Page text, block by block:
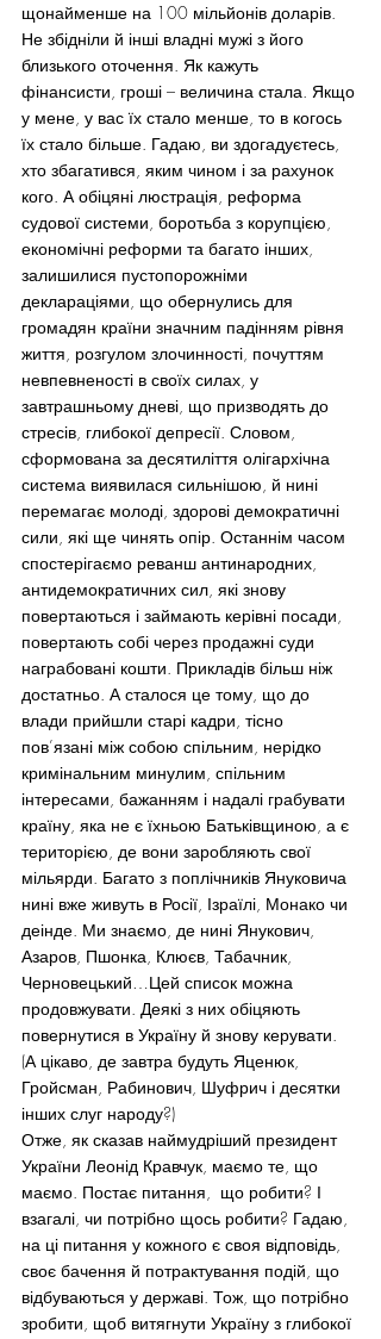
щонайменше на 100 мільйонів доларів.
Не збідніли й інші владні мужі з його
близького оточення. Як кажуть
фінансисти, гроші – величина стала. Якщо
у мене, у вас їх стало менше, то в когось
їх стало більше. Гадаю, ви здогадуєтесь,
хто збагатився, яким чином і за рахунок
кого. А обіцяні люстрація, реформа
судової системи, боротьба з корупцією,
економічні реформи та багато інших,
залишилися пустопорожніми
деклараціями, що обернулись для
громадян країни значним падінням рівня
життя, розгулом злочинності, почуттям
невпевненості в своїх силах, у
завтрашньому дневі, що призводять до
стресів, глибокої депресії. Словом,
сформована за десятиліття олігархічна
система виявилася сильнішою, й нині
перемагає молоді, здорові демократичні
сили, які ще чинять опір. Останнім часом
спостерігаємо реванш антинародних,
антидемократичних сил, які знову
повертаються і займають керівні посади,
повертають собі через продажні суди
награбовані кошти. Прикладів більш ніж
достатньо. А сталося це тому, що до
влади прийшли старі кадри, тісно
пов’язані між собою спільним, нерідко
кримінальним минулим, спільним
інтересами, бажанням і надалі грабувати
країну, яка не є їхньою Батьківщиною, а є
територією, де вони заробляють свої
мільярди. Багато з поплічників Януковича
нині вже живуть в Росії, Ізраїлі, Монако чи
деінде. Ми знаємо, де нині Янукович,
Азаров, Пшонка, Клюєв, Табачник,
Черновецький…Цей список можна
продовжувати. Деякі з них обіцяють
повернутися в Україну й знову керувати.
(А цікаво, де завтра будуть Яценюк,
Гройсман, Рабинович, Шуфрич і десятки
інших слуг народу?)
Отже, як сказав наймудріший президент
України Леонід Кравчук, маємо те, що
маємо. Постає питання,  що робити? І
взагалі, чи потрібно щось робити? Гадаю,
на ці питання у кожного є своя відповідь,
своє бачення й потрактування подій, що
відбуваються у державі. Тож, що потрібно
зробити, щоб витягнути Україну з глибокої